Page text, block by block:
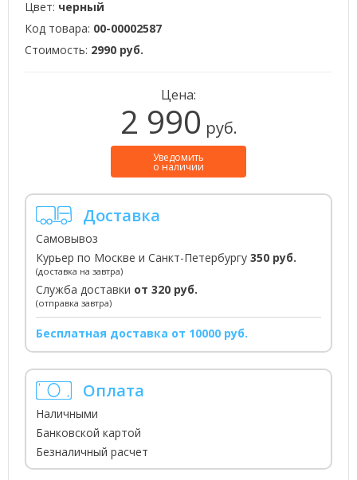
Цвет: черный
Код товара: 00-00002587
Стоимость: 2990 руб.
Цена:
2 990 руб.
Уведомить
о наличии
Доставка
Самовывоз
Курьер по Москве и Санкт-Петербургу 350 руб.
(доставка на завтра)
Служба доставки от 320 руб.
(отправка завтра)
Бесплатная доставка от 10000 руб.
Оплата
Наличными
Банковской картой
Безналичный расчет